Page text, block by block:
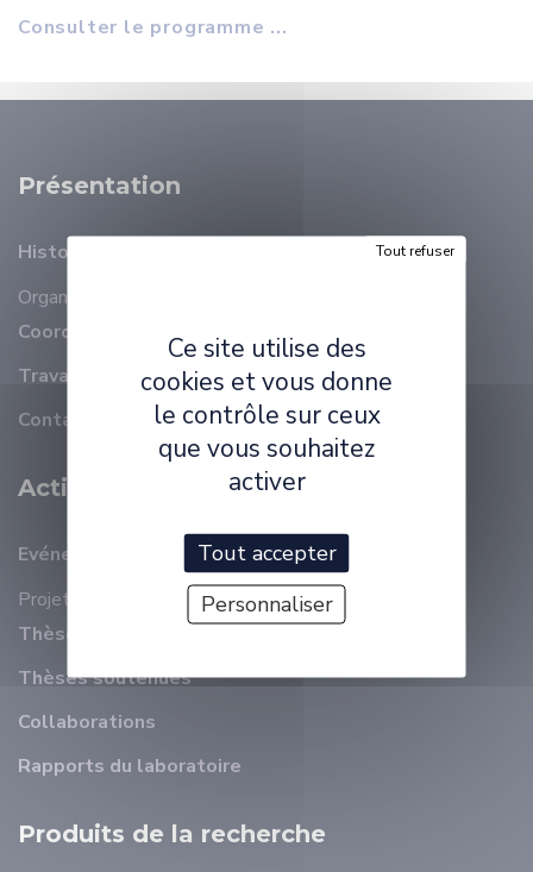
Consulter le programme ...
Présentation
Histoire
Organisation
Coordonnées
Travailler à ELLIADD
Contact
Activité Scientifique
Evénements récents
Projets
Thèses en cours
Thèses soutenues
Collaborations
Rapports du laboratoire
Produits de la recherche
Ce site utilise des
cookies et vous donne
le contrôle sur ceux
que vous souhaitez
activer
Tout accepter
Tout refuser
Personnaliser